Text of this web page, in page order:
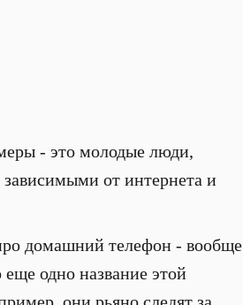
- это молодые люди,
от интернета и
домашний телефон - вообще
одно название этой